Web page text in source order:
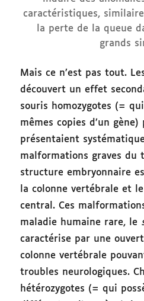
caractéristiques,
la perte de la queue
grands
Mais ce n’est pas tout.
découvert un effet
souris homozygotes (=
mêmes copies d’un
présentaient
malformations graves du
structure embryonnaire
la colonne vertébrale et
central. Ces
maladie humaine rare, le
caractérise par une
colonne vertébrale
troubles neurologiques.
hétérozygotes (= qui